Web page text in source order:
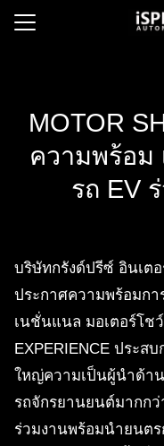
MOTOR
ความพร้อม
รถ EV
บริษัทกรังด์ปรีซ์ อินเต
ประกาศความพร้อมกา
เนชั่นแนล มอเตอร์โช
EXPERIENCE ประส
ใหญ่ความเป็นผู้นำด้า
รถจักรยานยนต์มากก
ร่วมงานพร้อมนำยนตร